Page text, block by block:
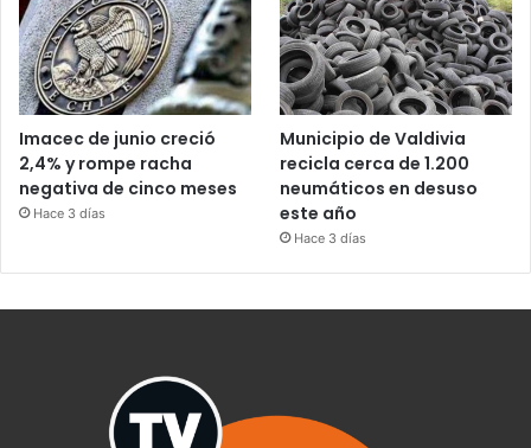
Imacec de junio creció
2,4% y rompe racha
negativa de cinco meses
Hace 3 días
Municipio de Valdivia
recicla cerca de 1.200
neumáticos en desuso
este año
Hace 3 días